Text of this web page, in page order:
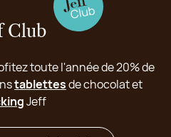
Club
toute l'année de 20% de
tablettesde chocolat et
Jeff